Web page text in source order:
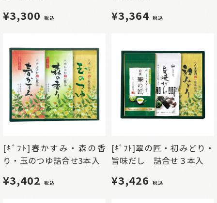
¥3,300 税込 ¥3,364 税込
[ｷﾞﾌﾄ]春かすみ・森の香
り・玉のつゆ詰合せ3本入
¥3,402 税込
[ｷﾞﾌﾄ]翠の匠・初みどり・
旨味だし 詰合せ３本入
¥3,426 税込